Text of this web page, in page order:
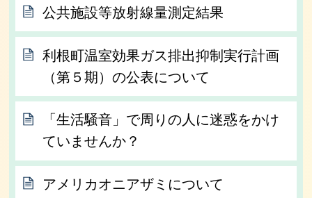
公共施設等放射線量測定結果
利根町温室効果ガス排出抑制実行計画
（第５期）の公表について
「生活騒音」で周りの人に迷惑をかけ
ていませんか？
アメリカオニアザミについて